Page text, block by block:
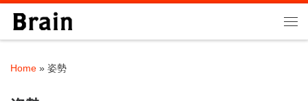
Skip to content
Home » 姿勢